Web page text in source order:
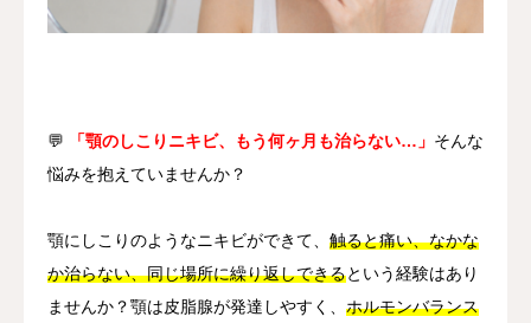
💬 「顎のしこりニキビ、もう何ヶ月も治らない…」 そんな
悩みを抱えていませんか？
顎にしこりのようなニキビができて、 触ると痛い、なかな
か治らない、同じ場所に繰り返しできるという経験はあり
ませんか？顎は皮脂腺が発達しやすく、 ホルモンバランス
その他
简体中文 日本語 English Español 한국어